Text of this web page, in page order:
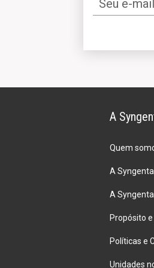
A
Quem
A Syngenta
A
Propósito
Políticas e
Unidades